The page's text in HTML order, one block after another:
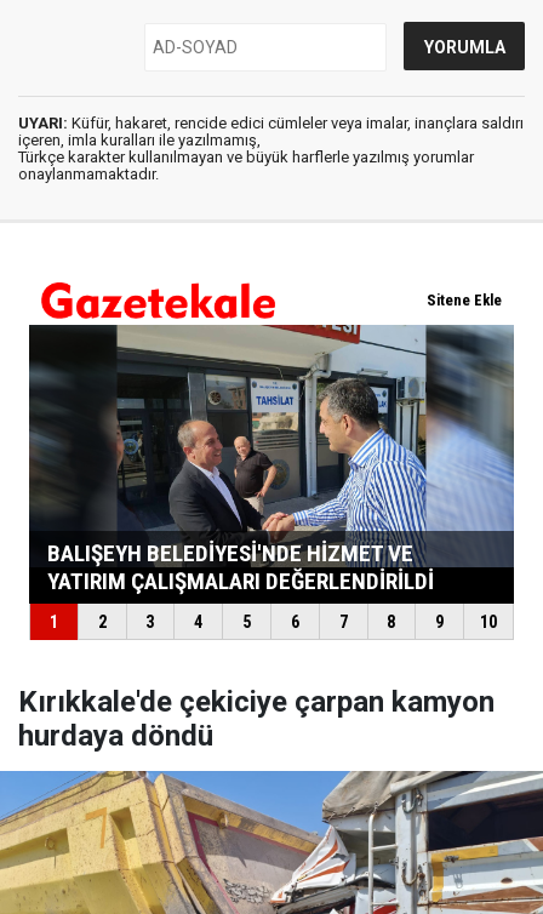
UYARI: Küfür, hakaret, rencide edici cümleler veya imalar, inançlara saldırı
içeren, imla kuralları ile yazılmamış,
Türkçe karakter kullanılmayan ve büyük harflerle yazılmış yorumlar
onaylanmamaktadır.
Kırıkkale'de çekiciye çarpan kamyon
hurdaya döndü